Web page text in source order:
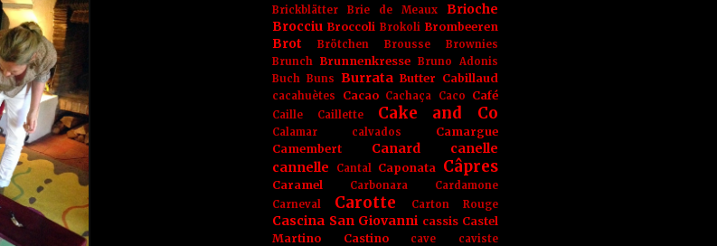
Brickblätter Brie de Meaux
Brioche
Brocciu Broccoli Brokoli Brombeeren
Brot Brötchen Brousse
Brownies
Brunch Brunnenkresse Bruno Adonis
Buch Buns Burrata Butter Cabillaud
cacahuètes Cacao Cachaça Caco Café
Caille Caillette Cake and Co
Calamar calvados
Camargue
Camembert
Canard
canelle
cannelle
Cantal Caponata Câpres
Caramel Carbonara
Cardamone
Carneval
Carotte Carton Rouge
Cascina San Giovanni cassis Castel
Martino
Castino cave caviste